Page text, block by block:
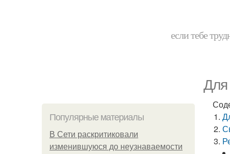
если тебе
Для
Популярные материалы
В Сети раскритиковали
изменившуюся до неузнаваемости